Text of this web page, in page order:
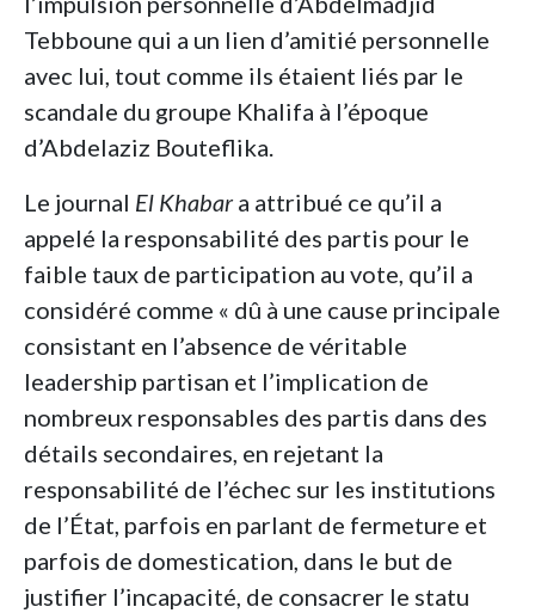
Tebboune qui a un lien d’amitié personnelle
avec lui, tout comme ils étaient liés par le
scandale du groupe Khalifa à l’époque
d’Abdelaziz Bouteflika.
Le journal El Khabara attribué ce qu’il a
appelé la responsabilité des partis pour le
faible taux de participation au vote, qu’il a
considéré comme « dû à une cause principale
consistant en l’absence de véritable
leadership partisan et l’implication de
nombreux responsables des partis dans des
détails secondaires, en rejetant la
responsabilité de l’échec sur les institutions
de l’État, parfois en parlant de fermeture et
parfois de domestication, dans le but de
justifier l’incapacité, de consacrer le statu